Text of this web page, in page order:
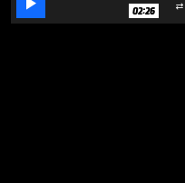
02:26 